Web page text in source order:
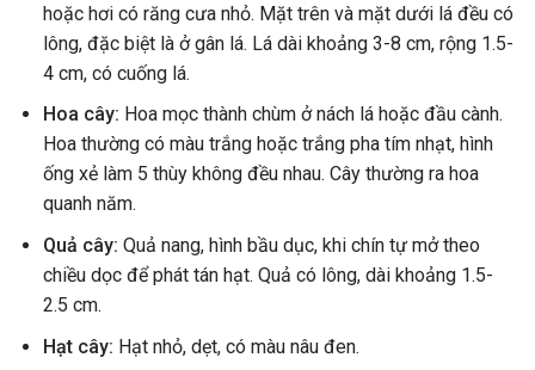
hoặc hơi có răng cưa nhỏ. Mặt trên và mặt dưới lá đều có
lông, đặc biệt là ở gân lá. Lá dài khoảng 3-8 cm, rộng 1.5-
4 cm, có cuống lá.
Hoa cây: Hoa mọc thành chùm ở nách lá hoặc đầu cành.
Hoa thường có màu trắng hoặc trắng pha tím nhạt, hình
ống xẻ làm 5 thùy không đều nhau. Cây thường ra hoa
quanh năm.
Quả cây: Quả nang, hình bầu dục, khi chín tự mở theo
chiều dọc để phát tán hạt. Quả có lông, dài khoảng 1.5-
2.5 cm.
Hạt cây: Hạt nhỏ, dẹt, có màu nâu đen.